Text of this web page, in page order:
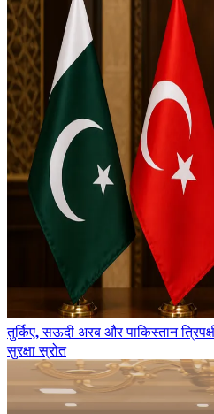
तुर्किए, सऊदी अरब और पाकिस्तान
सुरक्षा स्रोत